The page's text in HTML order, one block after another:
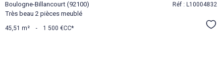
Boulogne-Billancourt (92100)
Très beau 2 pièces meublé
Réf : L10004832
45,51 m² - 1 500 €CC*